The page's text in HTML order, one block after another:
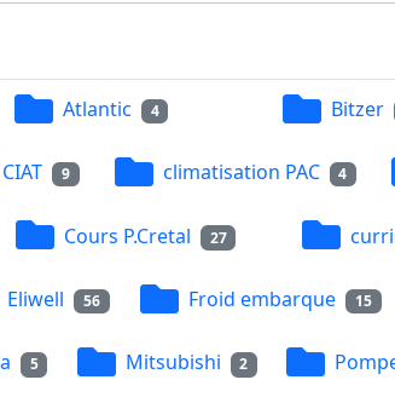
Atlantic 4 Bitzer
CIAT 9 climatisation PAC 4
Cours P.Cretal 27
Eliwell 56 Froid embarque 15
5 Mitsubishi 2